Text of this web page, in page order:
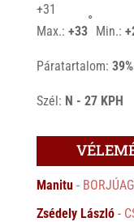
+31
Max.: +33
°
Min.: +
Páratartalom: 39%
Szél: N - 27 KPH
Manitu-
Zsédely László-